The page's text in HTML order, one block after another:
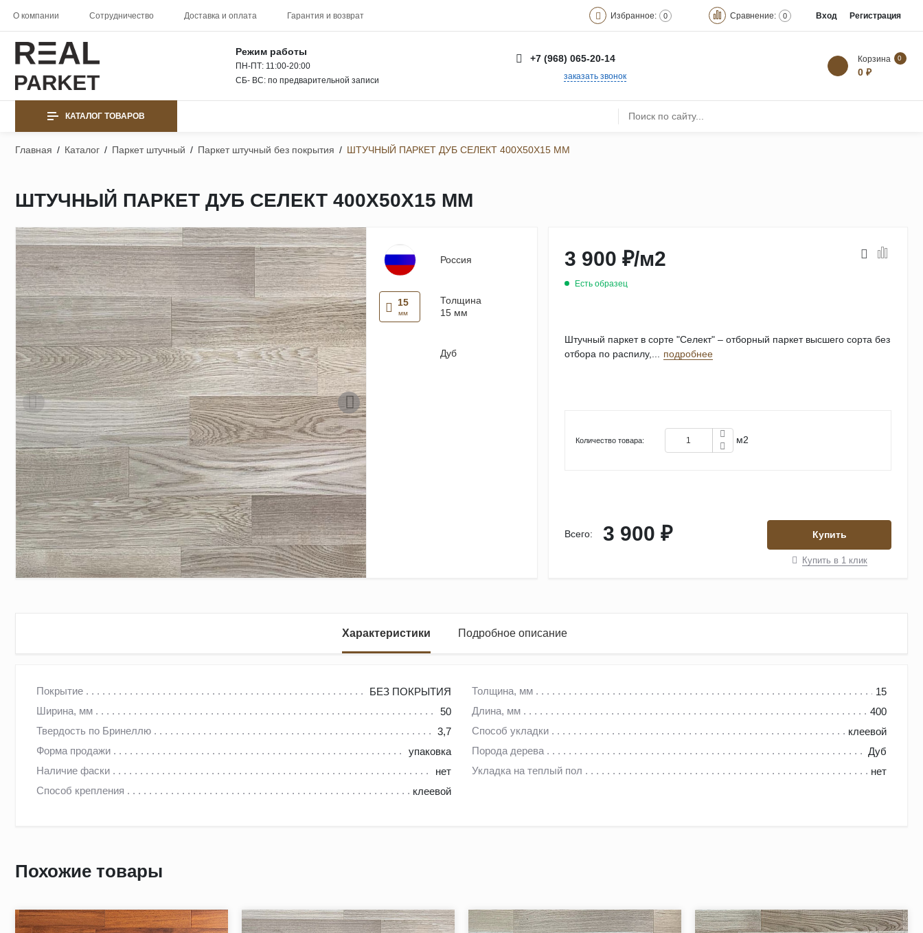
О компании Сотрудничество Доставка и оплата Гарантия и возврат Избранное: 0 Сравнение: 0 Вход Регистрация
Режим работы
ПН-ПТ: 11:00-20:00
СБ- ВС: по предварительной записи
+7 (968) 065-20-14
заказать звонок
Корзина 0
0 ₽
КАТАЛОГ ТОВАРОВ
Главная / Каталог / Паркет штучный / Паркет штучный без покрытия / ШТУЧНЫЙ ПАРКЕТ ДУБ СЕЛЕКТ 400Х50Х15 ММ
ШТУЧНЫЙ ПАРКЕТ ДУБ СЕЛЕКТ 400Х50Х15 ММ
Россия
15
мм
Толщина
15 мм
Дуб
3 900 ₽/м2
Есть образец
Штучный паркет в сорте "Селект" – отборный паркет высшего сорта без
отбора по распилу,...
подробнее
Количество товара: м2
Всего: 3 900 ₽ Купить
Купить в 1 клик
Характеристики Подробное описание
Покрытие БЕЗ ПОКРЫТИЯ Толщина, мм
15
Ширина, мм
50 Длина, мм
400
Твердость по Бринеллю
3,7 Способ укладки
клеевой
Форма продажи
упаковка Порода дерева
Дуб
Наличие фаски
нет Укладка на теплый пол
нет
Способ крепления
клеевой
Похожие товары